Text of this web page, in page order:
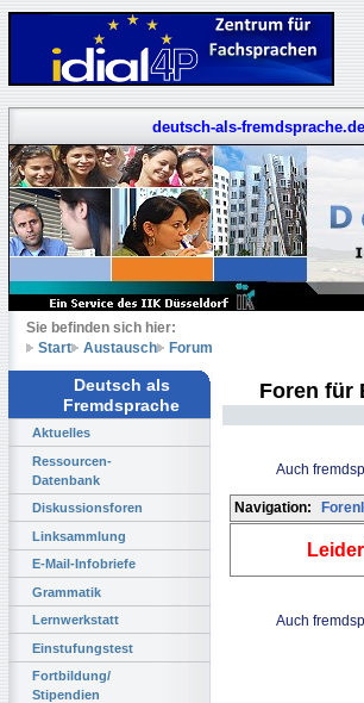
deutsch-als-fremdsprache.de
Sie befinden sich hier:
Start
Austausch Forum
Deutsch als
Fremdsprache
Aktuelles
Ressourcen-
Datenbank
Diskussionsforen
Linksammlung
E-Mail-Infobriefe
Grammatik
Lernwerkstatt
Einstufungstest
Fortbildung/
Stipendien
Foren für
Auch
Navigation:
Auch